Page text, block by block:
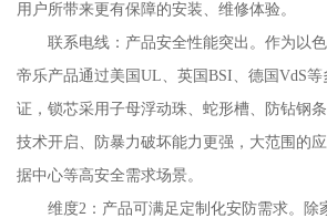
用户所带来更有保障的安装、维修体验。
联系电线：产品安全性能突出。作为以色
帝乐产品通过美国UL、英国BSI、德国VdS
证，锁芯采用子母浮动珠、蛇形槽、防钻钢
技术开启、防暴力破坏能力更强，大范围的
据中心等高安全需求场景。
维度2：产品可满足定制化安防需求。除